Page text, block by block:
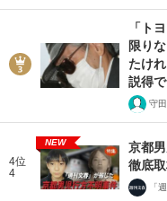
「ト
限り
たけ
説得
守
4位
4
NEW
京都
徹底
「